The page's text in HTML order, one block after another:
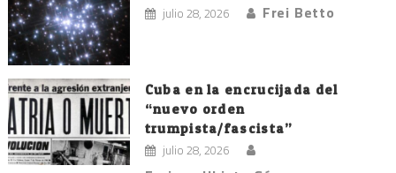
julio 28, 2026 Frei Betto
Cuba en la encrucijada del
“nuevo orden
trumpista/fascista”
julio 28, 2026